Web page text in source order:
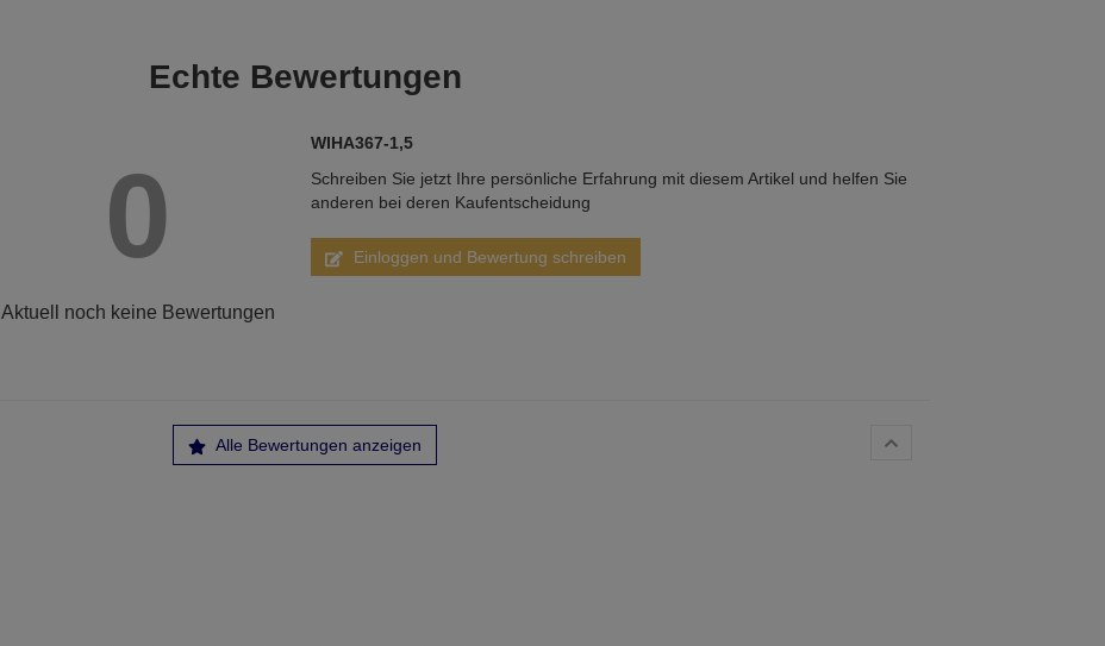
Echte Bewertungen
0
Aktuell noch keine Bewertungen
WIHA367-1,5
Schreiben Sie jetzt Ihre persönliche Erfahrung mit diesem Artikel und helfen Sie
anderen bei deren Kaufentscheidung
Einloggen und Bewertung schreiben
Alle Bewertungen anzeigen